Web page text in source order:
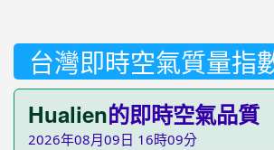
台灣即時空氣質量指
Hualien的即時空氣品質
2026年08月09日 16時09分